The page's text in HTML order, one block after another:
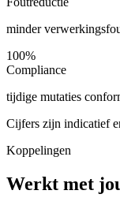
minder
100%
Compliance
tijdige mutaties
Cijfers zijn indicatief
Koppelingen
Werkt met